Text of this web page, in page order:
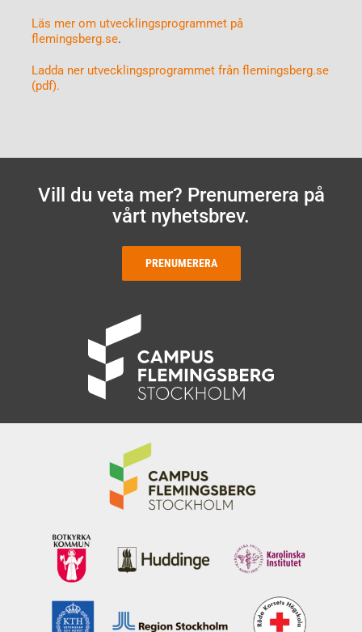
Läs mer om utvecklingsprogrammet på
flemingsberg.se.
Ladda ner utvecklingsprogrammet från flemingsberg.se
(pdf).
Vill du veta mer? Prenumerera på
vårt nyhetsbrev.
PRENUMERERA